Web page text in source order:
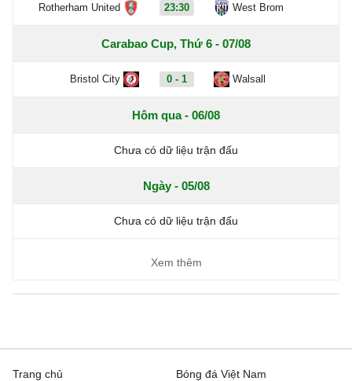
Rotherham United 23:30 West Brom
Carabao Cup, Thứ 6 - 07/08
Bristol City 0 - 1 Walsall
Hôm qua - 06/08
Chưa có dữ liệu trận đấu
Ngày - 05/08
Chưa có dữ liệu trận đấu
Xem thêm
Trang chủ
Bóng đá Việt Nam